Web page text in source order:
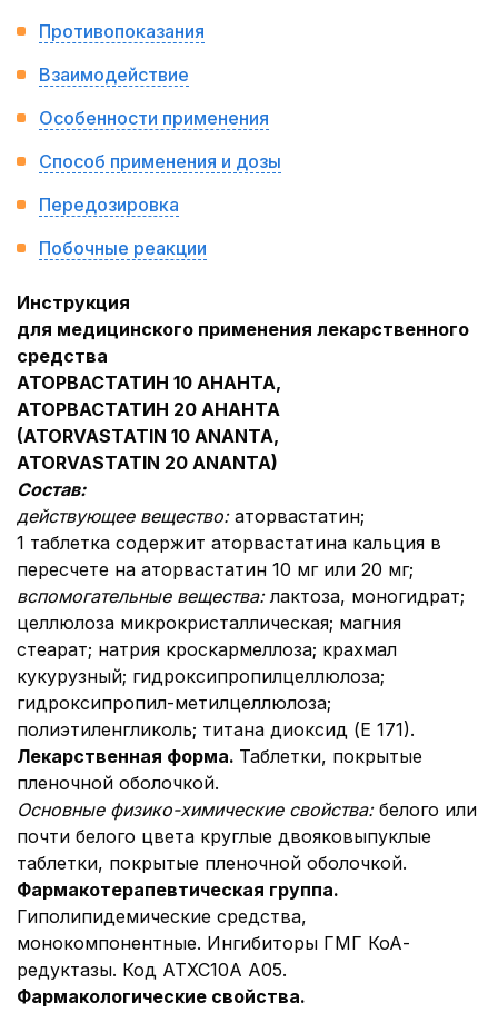
Противопоказания
Взаимодействие
Особенности применения
Способ применения и дозы
Передозировка
Побочные реакции
Инструкция
для медицинского применения лекарственного
средства
АТОРВАСТАТИН 10 АНАНТА,
АТОРВАСТАТИН 20 АНАНТА
(ATORVASTATIN 10 ANANTA,
ATORVASTATIN 20 ANANTA)
Состав:
действующее вещество: аторвастатин;
1 таблетка содержит аторвастатина кальция в
пересчете на аторвастатин 10 мг или 20 мг;
вспомогательные вещества:лактоза, моногидрат;
целлюлоза микрокристаллическая; магния
стеарат; натрия кроскармеллоза; крахмал
кукурузный; гидроксипропилцеллюлоза;
гидроксипропил-метилцеллюлоза;
полиэтиленгликоль; титана диоксид (Е 171).
Лекарственная форма. Таблетки, покрытые
пленочной оболочкой.
Основные физико-химические свойства: белого или
почти белого цвета круглые двояковыпуклые
таблетки, покрытые пленочной оболочкой.
Фармакотерапевтическая группа.
Гиполипидемические средства,
монокомпонентные. Ингибиторы ГМГ КоА-
редуктазы. Код АТХС10А А05.
Фармакологические свойства.